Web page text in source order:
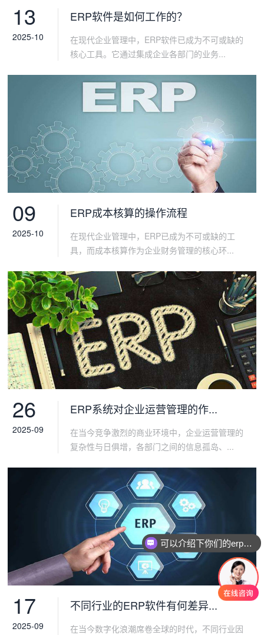
13
2025-10
ERP软件是如何工作的？
在现代企业管理中，ERP软件已成为不可或缺的
核心工具。它通过集成企业各部门的业务...
09
2025-10
ERP成本核算的操作流程
在现代企业管理中，ERP已成为不可或缺的工
具，而成本核算作为企业财务管理的核心环...
26
2025-09
ERP系统对企业运营管理的作...
在当今竞争激烈的商业环境中，企业运营管理的
复杂性与日俱增，各部门之间的信息孤岛、...
17
2025-09
不同行业的ERP软件有何差异...
在当今数字化浪潮席卷全球的时代，不同行业因
可以介绍下你们的erp软件吗？